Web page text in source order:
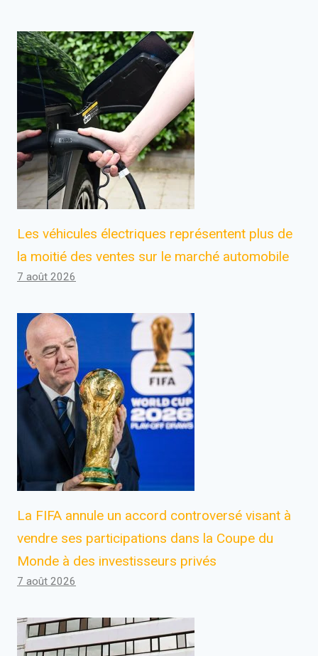
Les véhicules électriques représentent plus de
la moitié des ventes sur le marché automobile
7 août 2026
La FIFA annule un accord controversé visant à
vendre ses participations dans la Coupe du
Monde à des investisseurs privés
7 août 2026